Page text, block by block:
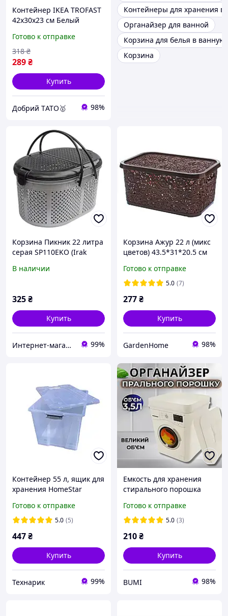
Контейнер IKEA TROFAST
42x30x23 см Белый
Готово к отправке
289₴
318 ₴
Купить
Добрий TАТО🥇 98%
Контейнеры для хранения
Органайзер для ванной
Корзина для белья в ванную
Корзина
Корзина Пикник 22 литра
серая SP110EKO (Irak
В наличии
325₴
Купить
Интернет-магазин Тайфун 99%
Корзина Ажур 22 л (микс
цветов) 43.5*31*20.5 см
Готово к отправке
5.0 (7)
277₴
Купить
GardenHome 98%
Контейнер 55 л, ящик для
хранения HomeStar
пластиковый
Готово к отправке
5.0 (5)
447₴
Купить
Технарик 99%
Емкость для хранения
стирального порошка
органайзер ведерко в
форме стиральной
Готово к отправке
5.0 (3)
210₴
Купить
BUMI 98%